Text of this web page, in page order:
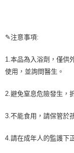
✎注意事項:
1.本品為入浴劑，僅供
使用，並詢問醫生。
2.避免窒息危險發生，
3.不能食用，請保管於
4.請在成年人的監護下